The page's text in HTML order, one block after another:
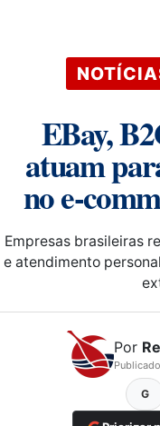
EBay,
atuam
no e-
Empresas brasileiras
e atendimento
Por
G